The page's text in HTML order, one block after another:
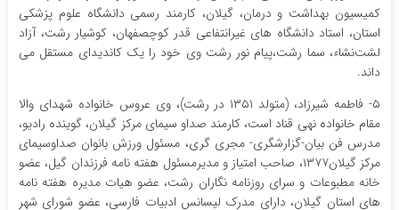
کمیسیون بهداشت و درمان، گیلان، کارمند رسمی دانشگاه علوم پزشکی
استان، استاد دانشگاه های غیرانتفاعی قدر کوچصفهان، کوشیار رشت، آزاد
لشت‌نشاء، سما رشت،پیام نور رشت وی خود را یک کاندیدای مستقل می
داند.
۵- فاطمه شیرزاد، (متولد ۱۳۵۱ در رشت)، وی عروس خانواده شهدای والا
مقام خانواده نهی قناد است، کارمند صداو سیمای مرکز گیلان، گوینده رادیو،
مدرس فن بیان-گزارشگری- مجری گری، مسئول ورزش بانوان صداوسیمای
مرکز گیلان۱۳۷۷، صاحب امتیاز و مدیرمسئول هفته نامه فرزندان گیل، عضو
خانه مطبوعات و سرای روزنامه نگاران رشت، عضو هیات مدیره هفته نامه
های استان گیلان، دارای مدرک لیسانس ادبیات فارسی، عضو شورای شهر